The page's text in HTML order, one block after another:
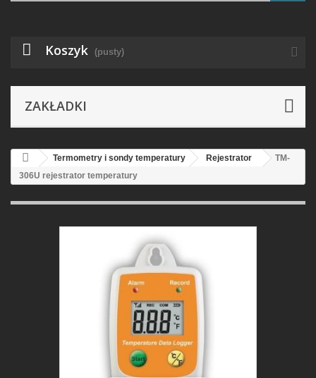
Koszyk (pusty)
ZAKŁADKI
Termometry i sondy temperatury Rejestrator
TM-
306U rejestrator temperatury